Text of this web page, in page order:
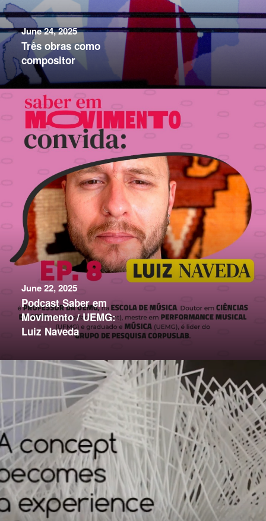
June 24, 2025
Três obras como
compositor
June 22, 2025
Podcast Saber em
Movimento / UEMG:
Luiz Naveda